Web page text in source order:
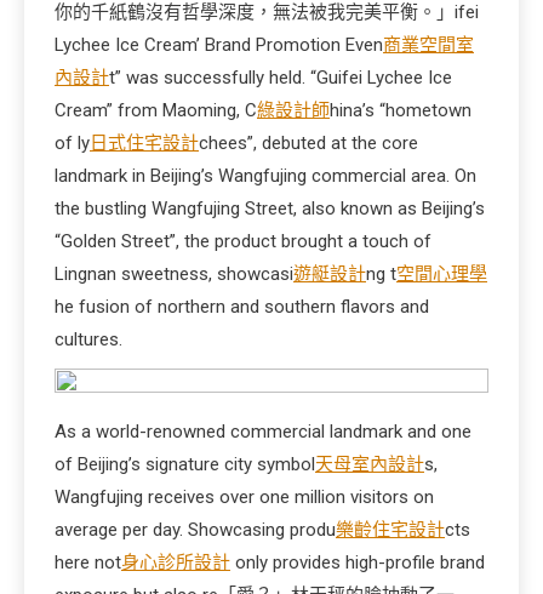
你的千紙鶴沒有哲學深度，無法被我完美平衡。」ifei
Lychee Ice Cream’ Brand Promotion Even商業空間室
內設計t” was successfully held. “Guifei Lychee Ice
Cream” from Maoming, C綠設計師hina’s “hometown
of ly日式住宅設計chees”, debuted at the core
landmark in Beijing’s Wangfujing commercial area. On
the bustling Wangfujing Street, also known as Beijing’s
“Golden Street”, the product brought a touch of
Lingnan sweetness, showcasi遊艇設計ng t空間心理學
he fusion of northern and southern flavors and
cultures.
As a world-renowned commercial landmark and one
of Beijing’s signature city symbol天母室內設計s,
Wangfujing receives over one million visitors on
average per day. Showcasing produ樂齡住宅設計cts
here not身心診所設計 only provides high-profile brand